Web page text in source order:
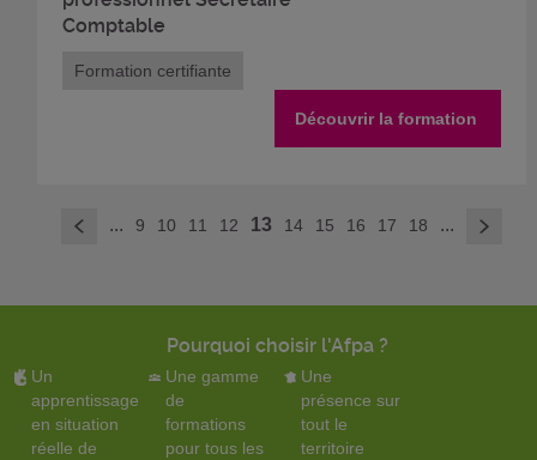
Comptable
Formation certifiante
Découvrir la formation
< ... 9 10 11 12 13 14 15 16 17 18 ... >
Pourquoi choisir l'Afpa ?
Un
apprentissage
en situation
réelle de
Une gamme
de
formations
pour tous les
Une
présence sur
tout le
territoire